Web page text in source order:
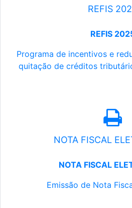
REFIS
REFIS
Programa de incentivos e
quitação de créditos
NOTA FISCAL
NOTA FISCAL
Emissão de Nota